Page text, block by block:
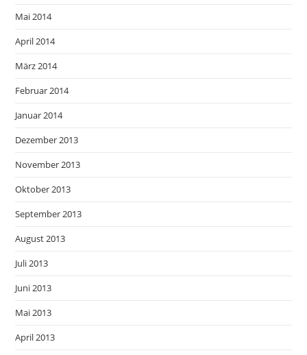
Mai 2014
April 2014
März 2014
Februar 2014
Januar 2014
Dezember 2013
November 2013
Oktober 2013
September 2013
August 2013
Juli 2013
Juni 2013
Mai 2013
April 2013